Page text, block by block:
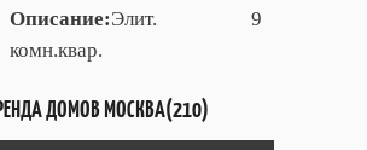
Описание:Элит. 9
комн.квар.
ДОМОВ МОСКВА(210)